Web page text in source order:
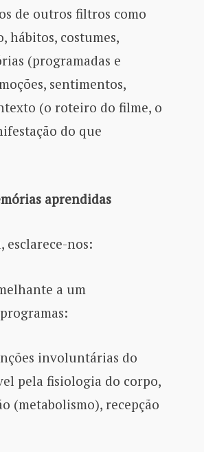
de outros filtros como
hábitos, costumes,
(programadas e
sentimentos,
(o roteiro do filme, o
do que
aprendidas
esclarece-nos:
a um
involuntárias do
pela fisiologia do corpo,
(metabolismo), recepção